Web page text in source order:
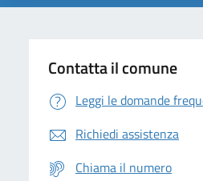
Contatta il comune
Leggi le domande
Richiedi assistenza
Chiama il numero